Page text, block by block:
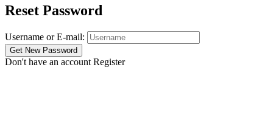
Reset Password
Username or E-mail:
Don't have an account Register